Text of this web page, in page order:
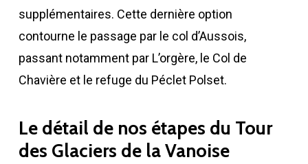
supplémentaires. Cette dernière option
contourne le passage par le col d’Aussois,
passant notamment par L’orgère, le Col de
Chavière et le refuge du Péclet Polset.
Le détail de nos étapes du Tour
des Glaciers de la Vanoise